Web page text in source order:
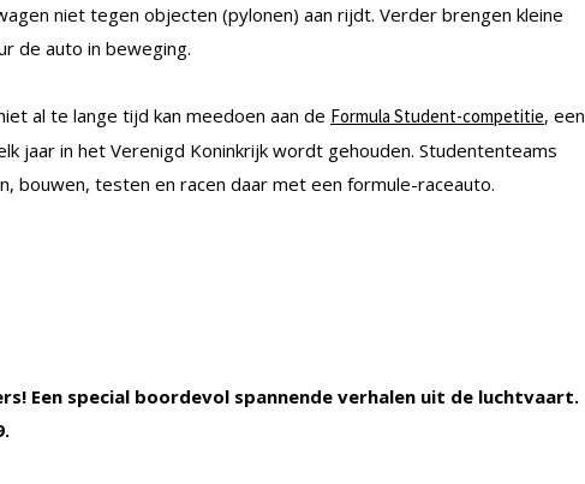
niet tegen objecten (pylonen) aan rijdt. Verder brengen kleine
de auto in beweging.
al te lange tijd kan meedoen aan de Formula Student-competitie, een
jaar in het Verenigd Koninkrijk wordt gehouden. Studententeams
bouwen, testen en racen daar met een formule-raceauto.
Een special boordevol spannende verhalen uit de luchtvaart.